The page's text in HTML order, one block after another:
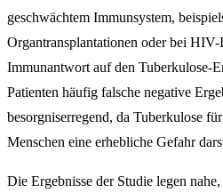
geschwächtem Immunsystem,
Organtransplantationen oder bei
Immunantwort auf den Tuberkulose-
Patienten häufig falsche negative
besorgniserregend, da Tuberkulose
Menschen eine erhebliche Gefahr
Die Ergebnisse der Studie legen